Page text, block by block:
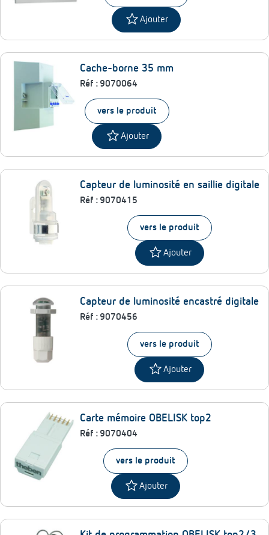
starAjouter
Cache-borne 35 mm
Réf : 9070064
vers le produit
starAjouter
Capteur de luminosité en saillie digitale
Réf : 9070415
vers le produit
starAjouter
Capteur de luminosité encastré digitale
Réf : 9070456
vers le produit
starAjouter
Carte mémoire OBELISK top2
Réf : 9070404
vers le produit
starAjouter